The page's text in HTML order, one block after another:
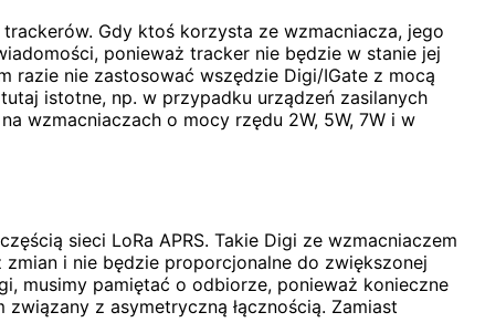
Gdy ktoś korzysta ze wzmacniacza, jego
ponieważ tracker nie będzie w stanie jej
razie nie zastosować wszędzie Digi/IGate z mocą
istotne, np. w przypadku urządzeń zasilanych
wzmacniaczach o mocy rzędu 2W, 5W, 7W i w
sieci LoRa APRS. Takie Digi ze wzmacniaczem
i nie będzie proporcjonalne do zwiększonej
musimy pamiętać o odbiorze, ponieważ konieczne
z asymetryczną łącznością. Zamiast